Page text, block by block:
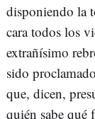
disponiendo la
cara todos los
extrañísimo
sido
que, dicen,
quién sabe qué